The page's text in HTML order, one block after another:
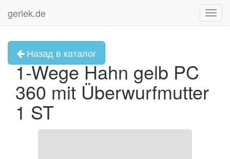
gerlek.de
Назад в каталог
1-Wege Hahn gelb PC
360 mit Überwurfmutter
1 ST